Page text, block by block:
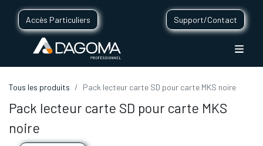
Accès Particuliers Support/Contact
Tous les produits Pack lecteur carte SD pour carte MKS noire
Pack lecteur carte SD pour carte MKS
noire